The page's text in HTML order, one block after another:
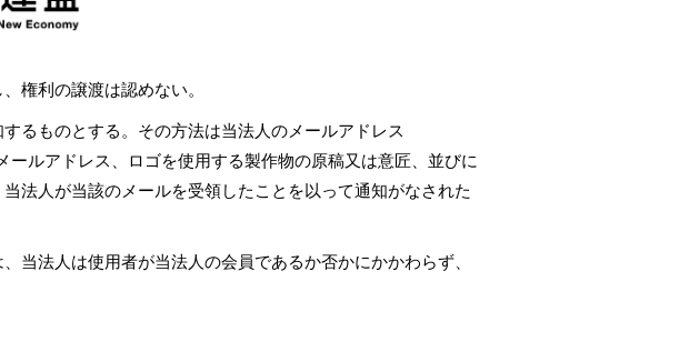
権利の譲渡は認めない。
るものとする。その方法は当法人のメールアドレス
ールアドレス、ロゴを使用する製作物の原稿又は意匠、並びに
法人が当該のメールを受領したことを以って通知がなされた
当法人は使用者が当法人の会員であるか否かにかかわらず、